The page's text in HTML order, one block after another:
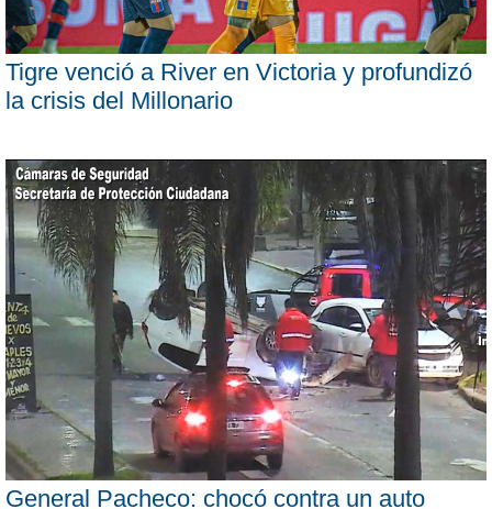
Tigre venció a River en Victoria y profundizó
la crisis del Millonario
General Pacheco: chocó contra un auto